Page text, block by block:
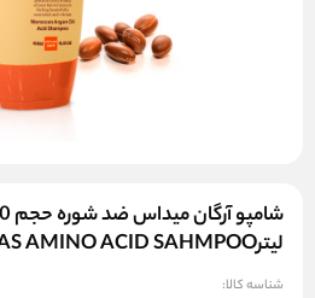
لیترARGANMIDAS AMINO ACID SAHMPOO
شناسه کالا: